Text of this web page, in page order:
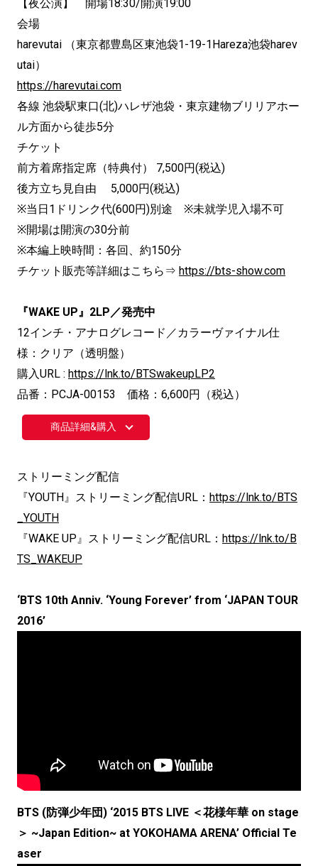
【夜公演】 開場18:30/開演19:00
会場
harevutai （東京都豊島区東池袋1-19-1Hareza池袋harev
utai）
https://harevutai.com
各線 池袋駅東口(北)ハレザ池袋・東京建物ブリリアホー
ル方面から徒歩5分
チケット
前方着席指定席（特典付） 7,500円(税込)
後方立ち見自由 5,000円(税込)
※当日1ドリンク代(600円)別途 ※未就学児入場不可
※開場は開演の30分前
※本編上映時間：各回、約150分
チケット販売等詳細はこちら⇒ https://bts-show.com
『WAKE UP』2LP／発売中
12インチ・アナログレコード／カラーヴァイナル仕
様：クリア（透明盤）
購入URL : https://lnk.to/BTSwakeupLP2
品番：PCJA-00153 価格：6,600円（税込）
商品詳細&購入
ストリーミング配信
『YOUTH』ストリーミング配信URL： https://lnk.to/BTS
_YOUTH
『WAKE UP』ストリーミング配信URL： https://lnk.to/B
TS_WAKEUP
‘BTS 10th Anniv. ‘Young Forever’ from ‘JAPAN TOUR
2016’
BTS (防弾少年団) ‘2015 BTS LIVE ＜花様年華 on stage
＞ ~Japan Edition~ at YOKOHAMA ARENA’ Official Te
aser